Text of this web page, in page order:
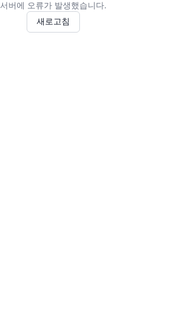
서버에 오류가 발생했습니다.
새로고침